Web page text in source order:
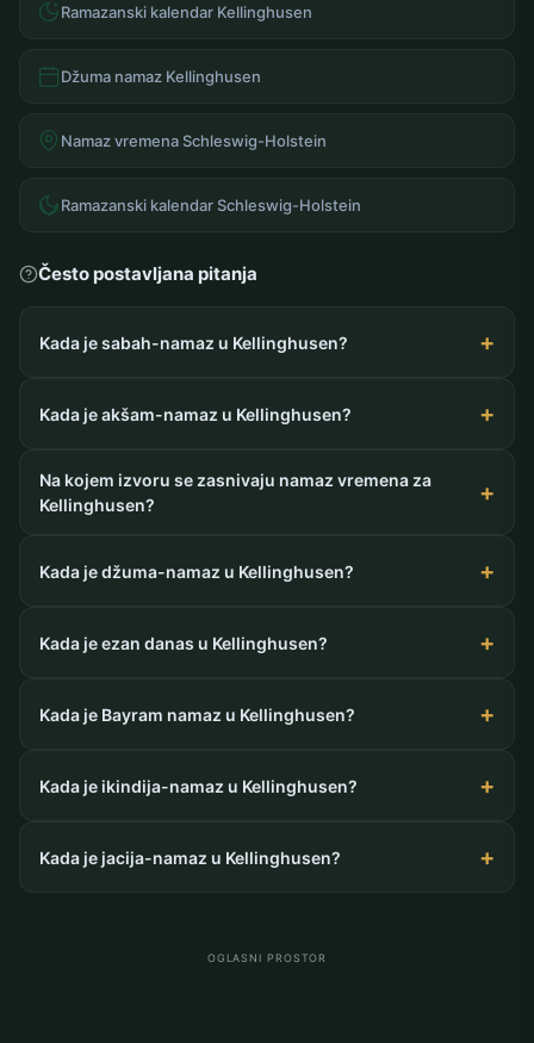
Ramazanski kalendar Kellinghusen
Džuma namaz Kellinghusen
Namaz vremena Schleswig-Holstein
Ramazanski kalendar Schleswig-Holstein
Često postavljana pitanja
Kada je sabah-namaz u Kellinghusen?
Kada je akšam-namaz u Kellinghusen?
Na kojem izvoru se zasnivaju namaz vremena za
Kellinghusen?
Kada je džuma-namaz u Kellinghusen?
Kada je ezan danas u Kellinghusen?
Kada je Bayram namaz u Kellinghusen?
Kada je ikindija-namaz u Kellinghusen?
Kada je jacija-namaz u Kellinghusen?
OGLASNI PROSTOR